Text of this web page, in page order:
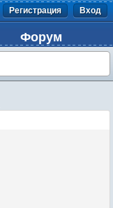
Регистрация Вход
Форум